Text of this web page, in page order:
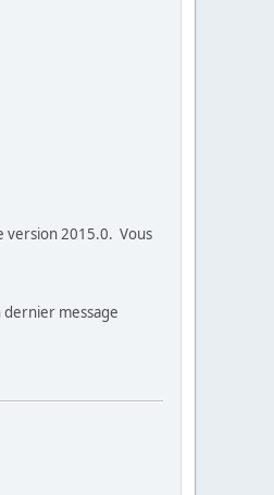
version 2015.0. Vous
dernier message